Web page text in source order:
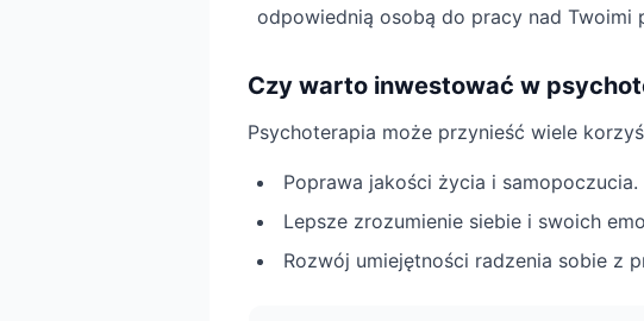
odpowiednią osobą do pracy nad Twoimi
Czy warto inwestować w
Psychoterapia może przynieść wiele
Poprawa jakości życia i samopoczucia.
Lepsze zrozumienie siebie i swoich
Rozwój umiejętności radzenia sobie z